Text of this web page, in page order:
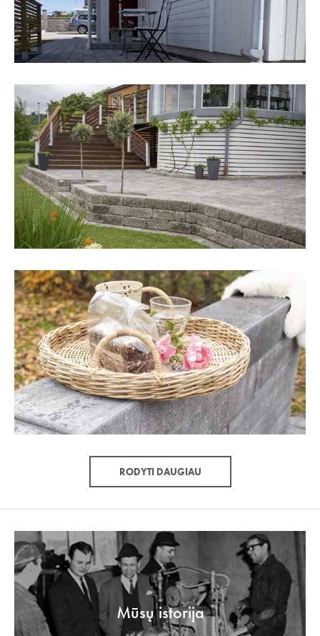
RODYTI DAUGIAU
Mūsų istorija